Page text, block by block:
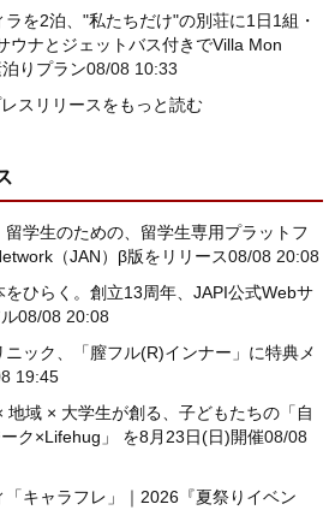
を2泊、"私たちだけ"の別荘に1日1組・
ウナとジェットバス付きでVilla Mon
りプラン08/08 10:33
スリリースをもっと読む
学生のための、留学生専用プラットフ
（JAN）β版をリリース08/08 20:08
ひらく。創立13周年、JAPI公式Webサ
08/08 20:08
ック、「膣フル(R)インナー」に特典メ
19:45
地域 × 大学生が創る、子どもたちの「自
ク×Lifehug」 を8月23日(日)開催08/08
キャラフレ」｜2026『夏祭りイベン